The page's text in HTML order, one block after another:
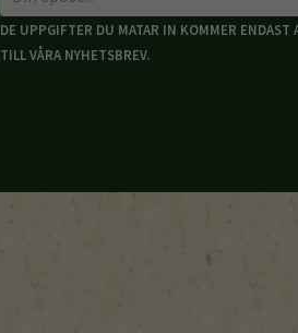
DE UPPGIFTER DU MATAR IN KOMMER ENDAST
TILL VÅRA NYHETSBREV.